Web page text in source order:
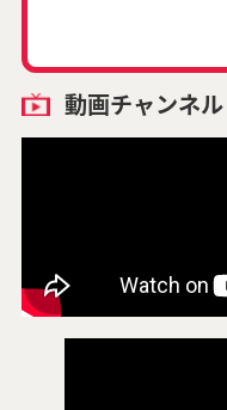
動画チャンネル